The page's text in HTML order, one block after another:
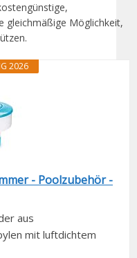
gleichmäßige Möglichkeit,
2026
- Poolzubehör -
aus
mit luftdichtem